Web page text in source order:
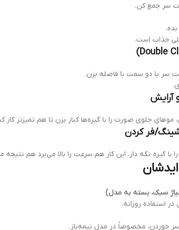
سر جمع کن.
جذاب است.
سر یا دو سمت با فاصله بزن.
موهای جلوی صورت را با گیره‌ها کنار بزن تا هم تمیزتر
گیره نگه دار. این کار هم سرعت را بالا می‌برد هم
سبک، بسته به مدل)
استفاده روزانه.
خوردن، مخصوصاً در مدل نیمه‌باز.